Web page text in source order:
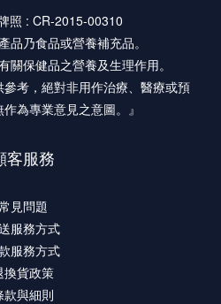
照 : CR-2015-00310
品乃食品或營養補充品。
關保健品之營養及生理作用。
考，絕對非用作治療、醫療或預
為專業意見之意圖。』
客服務
見問題
服務方式
服務方式
換貨政策
款與細則